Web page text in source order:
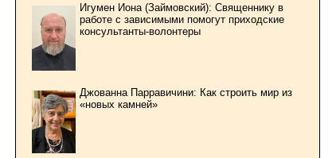
Игумен Иона (Займовский): Священнику в
работе с зависимыми помогут приходские
консультанты-волонтеры
Джованна Парравичини: Как строить мир из
«новых камней»